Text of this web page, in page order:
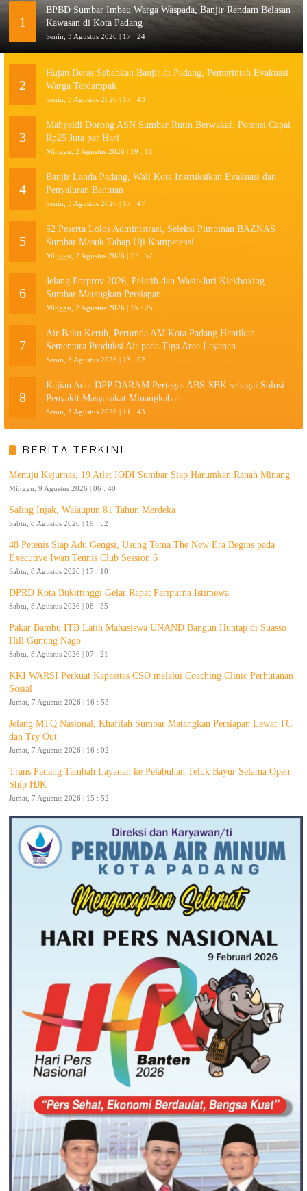
1
BPBD Sumbar Imbau Warga Waspada, Banjir Rendam Belasan
Kawasan di Kota Padang
Senin, 3 Agustus 2026 | 17 : 24
2
Hujan Deras Sebabkan Banjir di Padang, Pemerintah Evakuasi
Warga Terdampak
Senin, 3 Agustus 2026 | 17 : 43
3
Mahyeldi Dorong ASN Sumbar Rutin Berwakaf, Potensi Capai
Rp25 Juta per Hari
Minggu, 2 Agustus 2026 | 19 : 11
4
Banjir Landa Padang, Wali Kota Instruksikan Evakuasi dan
Penyaluran Bantuan
Senin, 3 Agustus 2026 | 17 : 47
5
52 Peserta Lolos Administrasi, Seleksi Pimpinan BAZNAS
Sumbar Masuk Tahap Uji Kompetensi
Minggu, 2 Agustus 2026 | 17 : 52
6
Jelang Porprov 2026, Pelatih dan Wasit-Juri Kickboxing
Sumbar Matangkan Persiapan
Minggu, 2 Agustus 2026 | 15 : 25
7
Air Baku Keruh, Perumda AM Kota Padang Hentikan
Sementara Produksi Air pada Tiga Area Layanan
Senin, 3 Agustus 2026 | 13 : 02
8
Kajian Adat DPP DARAM Pertegas ABS-SBK sebagai Solusi
Penyakit Masyarakat Minangkabau
Senin, 3 Agustus 2026 | 11 : 43
BERITA TERKINI
Menuju Kejurnas, 19 Atlet IODI Sumbar Siap Harumkan Ranah Minang
Minggu, 9 Agustus 2026 | 06 : 40
Saling Injak, Walaupun 81 Tahun Merdeka
Sabtu, 8 Agustus 2026 | 19 : 52
48 Petenis Siap Adu Gengsi, Usung Tema The New Era Begins pada
Executive Iwan Tennis Club Session 6
Sabtu, 8 Agustus 2026 | 17 : 10
DPRD Kota Bukittinggi Gelar Rapat Paripurna Istimewa
Sabtu, 8 Agustus 2026 | 08 : 35
Pakar Bambu ITB Latih Mahasiswa UNAND Bangun Huntap di Suasso
Hill Gunung Nago
Sabtu, 8 Agustus 2026 | 07 : 21
KKI WARSI Perkuat Kapasitas CSO melalui Coaching Clinic Perhutanan
Sosial
Jumat, 7 Agustus 2026 | 16 : 53
Jelang MTQ Nasional, Khafilah Sumbar Matangkan Persiapan Lewat TC
dan Try Out
Jumat, 7 Agustus 2026 | 16 : 02
Trans Padang Tambah Layanan ke Pelabuhan Teluk Bayur Selama Open
Ship HJK
Jumat, 7 Agustus 2026 | 15 : 52